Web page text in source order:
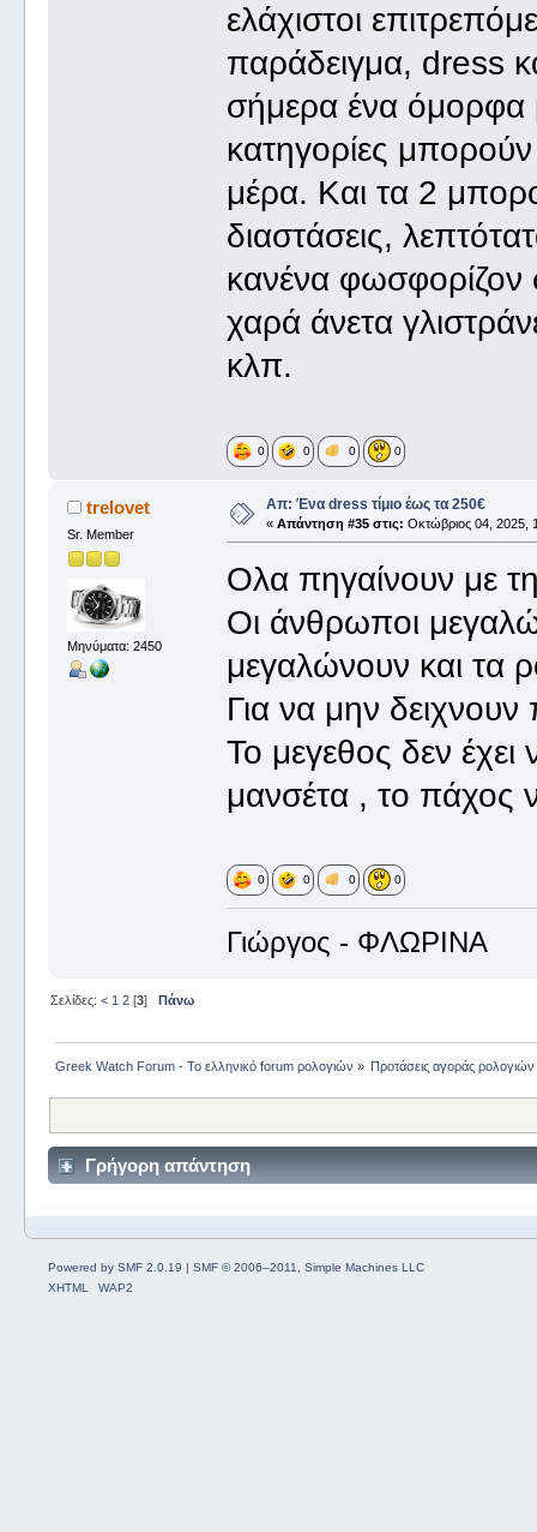
ελάχιστοι
παράδειγμα, dress
σήμερα ένα όμορφα
κατηγορίες
μέρα. Και τα 2
διαστάσεις,
κανένα φωσφορίζον
χαρά άνετα
κλπ.
0 0 0 0
trelovet
Sr. Member
Μηνύματα: 2450
Απ: Ένα dress τίμιο έως τα 250€
« Απάντηση #35 στις: Οκτώβριος 04, 2025,
Ολα πηγαίνουν με
Οι άνθρωποι
μεγαλώνουν και τα
Για να μην
Το μεγεθος δεν
μανσέτα , το πάχος
0 0 0 0
Γιώργος - ΦΛΩΡΙΝΑ
Σελίδες: < 1 2[3] Πάνω
Greek Watch Forum - Το ελληνικό forum ρολογιών » Προτάσεις αγοράς ρολογιών
Γρήγορη απάντηση
Powered by SMF 2.0.19 | SMF © 2006–2011, Simple Machines LLC
XHTML
WAP2